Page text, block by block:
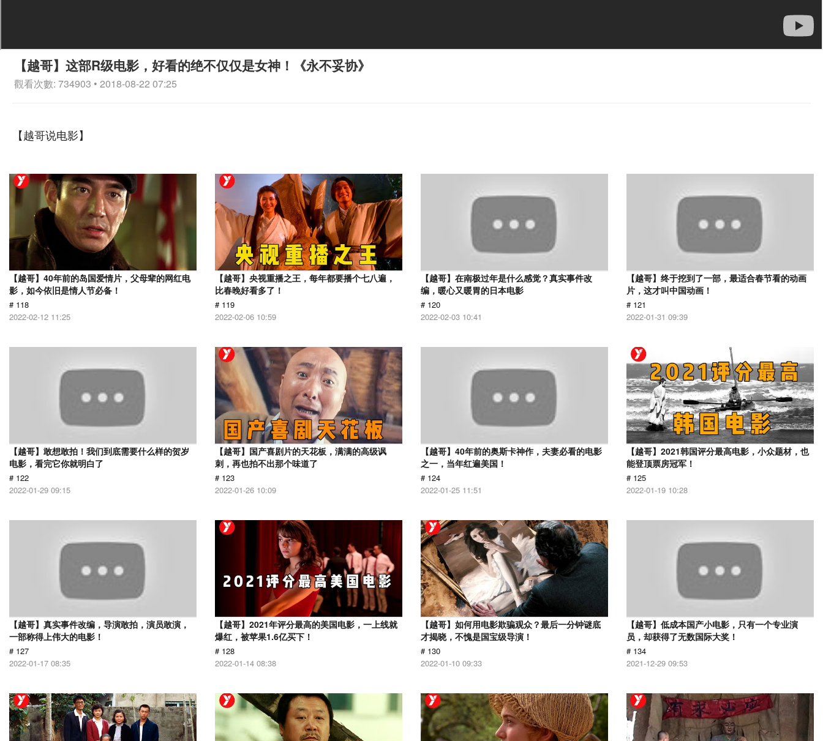
【越哥】这部R级电影，好看的绝不仅仅是女神！《永不妥协》
觀看次數: 734903 • 2018-08-22 07:25
【越哥说电影】
【越哥】40年前的岛国爱情片，父母辈的网红电
影，如今依旧是情人节必备！
# 118
2022-02-12 11:25
【越哥】央视重播之王，每年都要播个七八遍，
比春晚好看多了！
# 119
2022-02-06 10:59
【越哥】在南极过年是什么感觉？真实事件改
编，暖心又暖胃的日本电影
# 120
2022-02-03 10:41
【越哥】终于挖到了一部，最适合春节看的动画
片，这才叫中国动画！
# 121
2022-01-31 09:39
【越哥】敢想敢拍！我们到底需要什么样的贺岁
电影，看完它你就明白了
# 122
2022-01-29 09:15
【越哥】国产喜剧片的天花板，满满的高级讽
刺，再也拍不出那个味道了
# 123
2022-01-26 10:09
【越哥】40年前的奥斯卡神作，夫妻必看的电影
之一，当年红遍美国！
# 124
2022-01-25 11:51
【越哥】2021韩国评分最高电影，小众题材，也
能登顶票房冠军！
# 125
2022-01-19 10:28
【越哥】真实事件改编，导演敢拍，演员敢演，
一部称得上伟大的电影！
# 127
2022-01-17 08:35
【越哥】2021年评分最高的美国电影，一上线就
爆红，被苹果1.6亿买下！
# 128
2022-01-14 08:38
【越哥】如何用电影欺骗观众？最后一分钟谜底
才揭晓，不愧是国宝级导演！
# 130
2022-01-10 09:33
【越哥】低成本国产小电影，只有一个专业演
员，却获得了无数国际大奖！
# 134
2021-12-29 09:53